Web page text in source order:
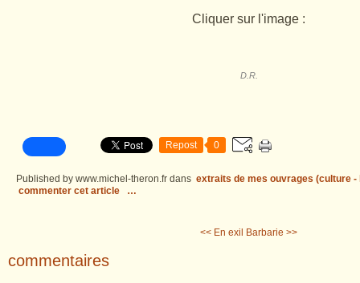
Cliquer sur l'image :
D.R.
Repost 0
Published by www.michel-theron.fr dans extraits de mes ouvrages (culture
commenter cet article
…
<< En exil Barbarie >>
commentaires